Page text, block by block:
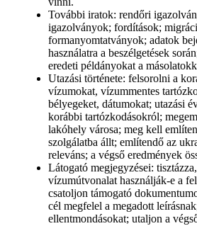
További iratok: rendőri
igazolványok; fordítások;
formanyomtatványok; adatok
használatra a beszélgetések
eredeti példányokat a
Utazási története: felsorolni a
vízumokat, vízummentes
bélyegeket, dátumokat; utazási
korábbi tartózkodásokról;
lakóhely városa; meg kell
szolgálatba állt; említendő az
releváns; a végső eredmények
Látogató megjegyzései:
vízumútvonalat használják-e a
csatoljon támogató
cél megfelel a megadott
ellentmondásokat; utaljon a